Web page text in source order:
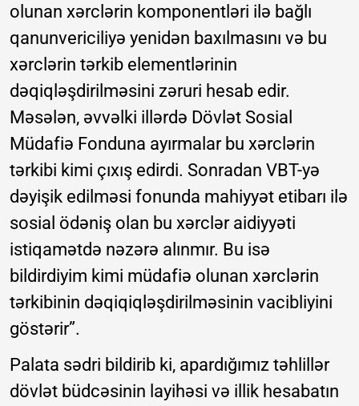
olunan xərclərin komponentləri ilə bağlı
qanunvericiliyə yenidən baxılmasını və bu
xərclərin tərkib elementlərinin
dəqiqləşdirilməsini zəruri hesab edir.
Məsələn, əvvəlki illərdə Dövlət Sosial
Müdafiə Fonduna ayırmalar bu xərclərin
tərkibi kimi çıxış edirdi. Sonradan VBT-yə
dəyişik edilməsi fonunda mahiyyət etibarı ilə
sosial ödəniş olan bu xərclər aidiyyəti
istiqamətdə nəzərə alınmır. Bu isə
bildirdiyim kimi müdafiə olunan xərclərin
tərkibinin dəqiqiqləşdirilməsinin vacibliyini
göstərir”.
Palata sədri bildirib ki, apardığımız təhlillər
dövlət büdcəsinin layihəsi və illik hesabatın